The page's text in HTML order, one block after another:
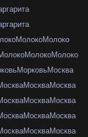
МолокоМолоко
МолокоМолоко
МорковьМосква
МоскваМосква
МоскваМосква
МоскваМосква
МоскваМосква